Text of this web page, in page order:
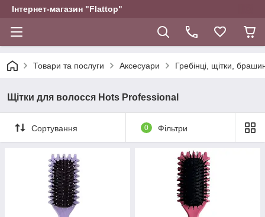
Інтернет-магазин "Flattop"
Товари та послуги Аксесуари Гребінці, щітки,
Щітки для волосся Hots Professional
Сортування 0 Фільтри